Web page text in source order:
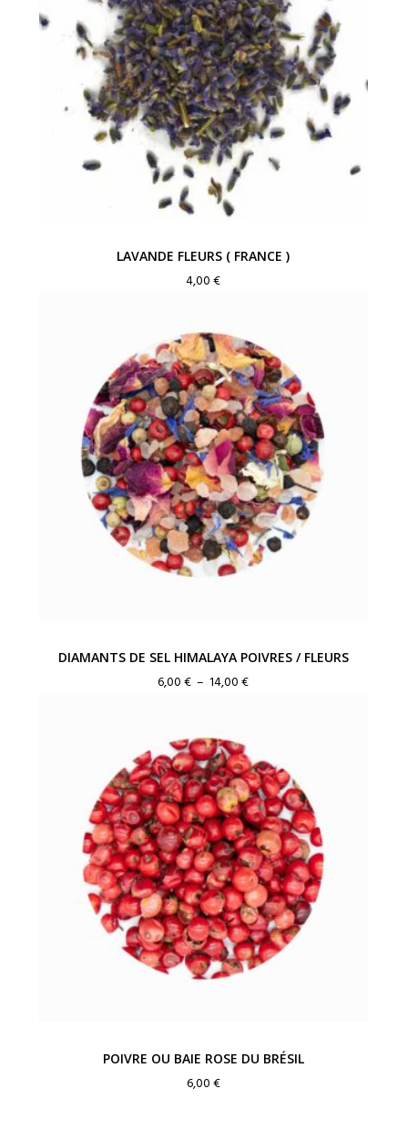
LAVANDE FLEURS ( FRANCE )
4,00€
DIAMANTS DE SEL HIMALAYA POIVRES / FLEURS
6,00€ – 14,00€Plage
à
14,00 €
POIVRE OU BAIE ROSE DU BRÉSIL
6,00€